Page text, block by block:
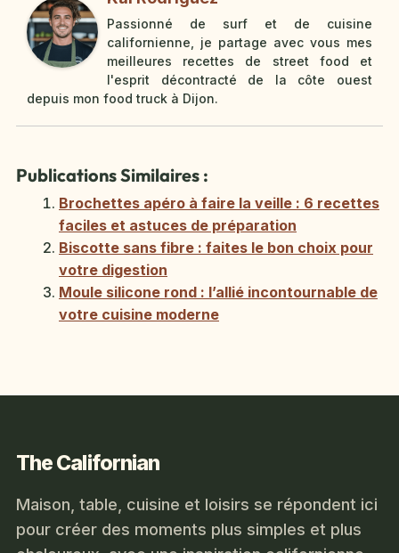
Passionné de surf et de cuisine
californienne, je partage avec vous mes
meilleures recettes de street food et
l'esprit décontracté de la côte ouest
depuis mon food truck à Dijon.
Publications Similaires :
Brochettes apéro à faire la veille : 6 recettes
faciles et astuces de préparation
Biscotte sans fibre : faites le bon choix pour
votre digestion
Moule silicone rond : l’allié incontournable de
votre cuisine moderne
The Californian
Maison, table, cuisine et loisirs se répondent ici
pour créer des moments plus simples et plus